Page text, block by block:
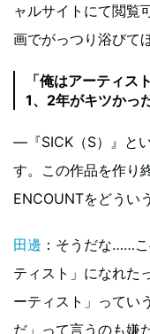
ャルサイトにて閲覧
画でがっつり浴びて
「俺はアーティス
1、2年がキツかった
―『SICK（S）』と
す。この作品を作り
ENCOUNTをどうい
田邊 ：そうだな……
ティスト」になれた
ーティスト」ってい
だ」って言うのも嫌